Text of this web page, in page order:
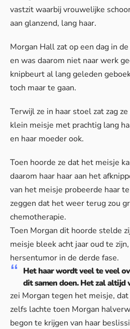
vastzit waarbij vrouwelijke
aan glanzend, lang haar.
Morgan Hall zat op een dag in
en was daarom niet naar werk
knipbeurt al lang geleden
toch maar te gaan.
Terwijl ze in haar stoel zat zag
klein meisje met prachtig lang
en haar moeder ook.
Toen hoorde ze dat het meisje
daarom haar haar aan het
van het meisje probeerde haar
zeggen dat het weer terug zou
chemotherapie.
Toen Morgan dit hoorde stelde
meisje bleek acht jaar oud te
hersentumor in de derde fase.
Het haar wordt veel te veel
dit samen doen. Het zal altijd
zei Morgan tegen het meisje,
zelfs lachte toen Morgan
begon te krijgen van haar